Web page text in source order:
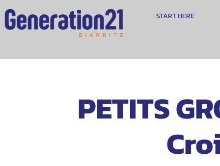
START HERE
PETITS